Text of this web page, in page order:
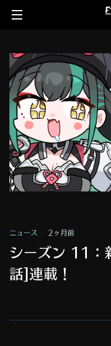
ニュース 2ヶ月前
シーズン 11：
話]連載！